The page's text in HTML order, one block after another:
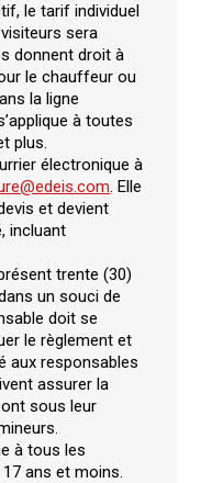
le tarif individuel
sera
donnent droit à
le chauffeur ou
la ligne
à toutes
plus.
électronique à
. Elle
et devient
incluant
trente (30)
un souci de
doit se
le règlement et
aux responsables
assurer la
sous leur
à tous les
ans et moins.